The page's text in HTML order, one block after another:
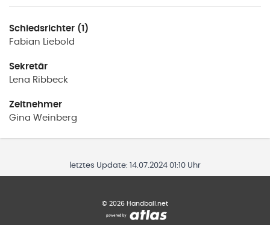
Schiedsrichter (1)
Fabian Liebold
Sekretär
Lena Ribbeck
Zeitnehmer
Gina Weinberg
letztes Update: 14.07.2024 01:10 Uhr
© 2026 Handball.net